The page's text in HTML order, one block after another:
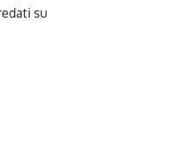
su